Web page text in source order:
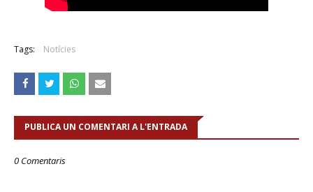
Tags: Notícies
PUBLICA UN COMENTARI A L'ENTRADA
0 Comentaris